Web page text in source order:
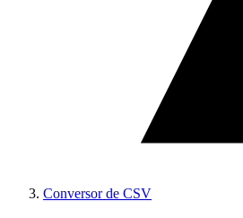
Conversor de CSV